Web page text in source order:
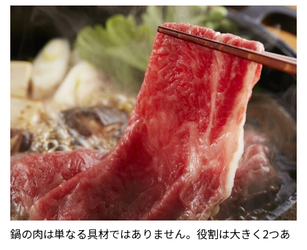
鍋の肉は単なる具材ではありません。役割は大きく2つあ